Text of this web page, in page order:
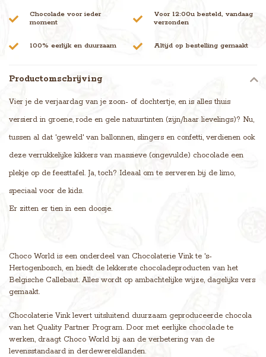
Chocolade voor ieder
moment
Voor 12:00u besteld, vandaag
verzonden
100% eerlijk en duurzaam Altijd op bestelling gemaakt
Productomschrijving
Vier je de verjaardag van je zoon- of dochtertje, en is alles thuis
versierd in groene, rode en gele natuurtinten (zijn/haar lievelings)? Nu,
tussen al dat 'geweld' van ballonnen, slingers en confetti, verdienen ook
deze verrukkelijke kikkers van massieve (ongevulde) chocolade een
plekje op de feesttafel. Ja, toch? Ideaal om te serveren bij de limo,
speciaal voor de kids.
Er zitten er tien in een doosje.
Choco World is een onderdeel van Chocolaterie Vink te 's-
Hertogenbosch, en biedt de lekkerste chocoladeproducten van het
Belgische Callebaut. Alles wordt op ambachtelijke wijze, dagelijks vers
gemaakt.
Chocolaterie Vink levert uitsluitend duurzaam geproduceerde chocola
van het Quality Partner Program. Door met eerlijke chocolade te
werken, draagt Choco World bij aan de verbetering van de
levensstandaard in derdewereldlanden.